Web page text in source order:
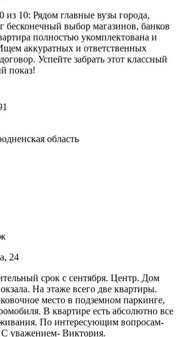
из 10: Рядом главные вузы города,
выбор магазинов, банков
полностью укомплектована и
аккуратных и ответственных
Успейте забрать этот классный
показ!
область
24
срок с сентября. Центр. Дом
На этаже всего две квартиры.
место в подземном паркинге,
В квартире есть абсолютно все
По интересующим вопросам-
уважением- Виктория.